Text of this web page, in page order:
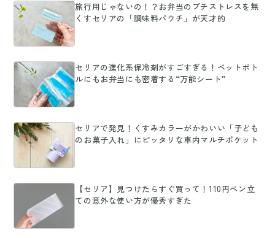
旅行用じゃないの！？お弁当のプチストレスを無
くすセリアの「調味料パウチ」が天才的
セリアの進化系保冷剤がすごすぎる！ペットボト
ルにもお弁当にも密着する“万能シート”
セリアで発見！くすみカラーがかわいい「子ども
のお菓子入れ」にピッタリな車内マルチポケット
【セリア】見つけたらすぐ買って！110円ペン立
ての意外な使い方が優秀すぎた